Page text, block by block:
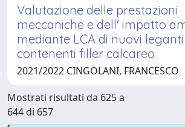
Valutazione delle prestazioni
meccaniche e dell' impatto
mediante LCA di nuovi
contenenti filler calcareo
2021/2022 CINGOLANI, FRANCESCO
Mostrati risultati da 625 a
644 di 657